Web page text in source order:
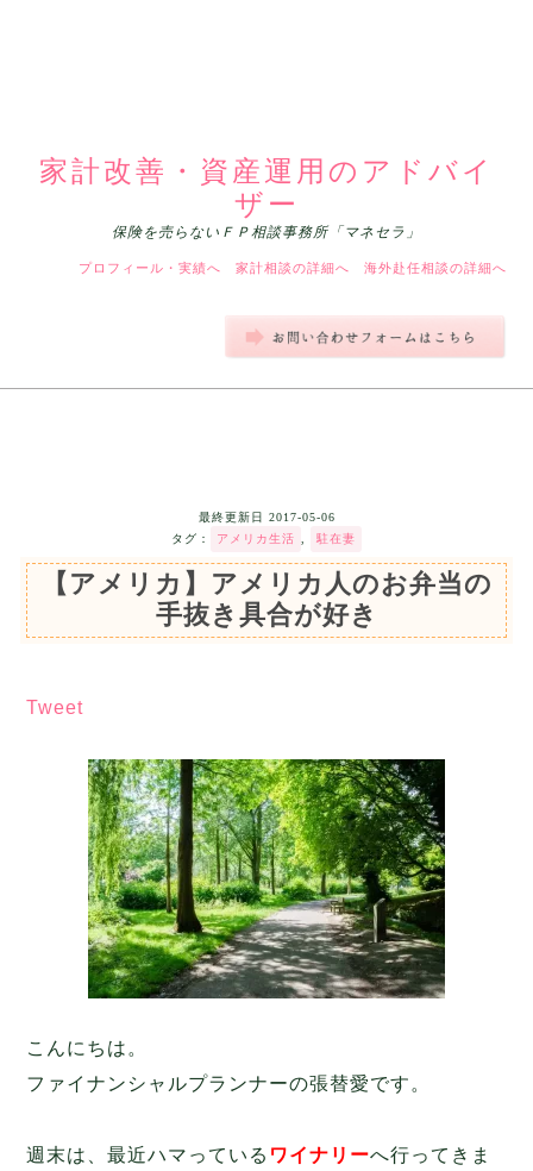
家計改善・資産運用のアドバイ
ザー
保険を売らないＦＰ相談事務所「マネセラ」
プロフィール・実績へ 家計相談の詳細へ 海外赴任相談の詳細へ
最終更新日 2017-05-06
タグ：
アメリカ生活 駐在妻
【アメリカ】アメリカ人のお弁当の
手抜き具合が好き
Tweet
こんにちは。
ファイナンシャルプランナーの張替愛です。
週末は、最近ハマっている ワイナリーへ行ってきま